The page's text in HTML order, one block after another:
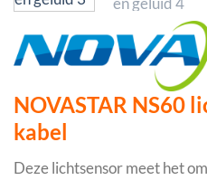
NOVASTAR NS60
kabel
Deze lichtsensor meet het